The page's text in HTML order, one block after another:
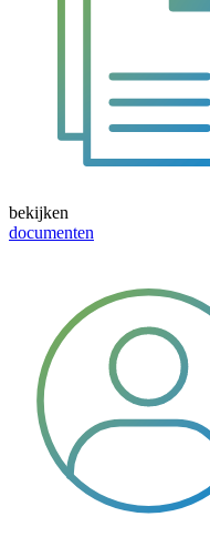
bekijken
documenten